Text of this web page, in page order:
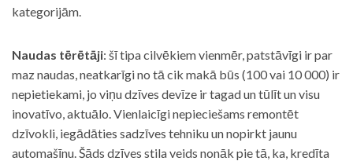
kategorijām.
Naudas tērētāji: šī tipa cilvēkiem vienmēr, patstāvīgi ir par
maz naudas, neatkarīgi no tā cik makā būs (100 vai 10 000) ir
nepietiekami, jo viņu dzīves devīze ir tagad un tūlīt un visu
inovatīvo, aktuālo. Vienlaicīgi nepieciešams remontēt
dzīvokli, iegādāties sadzīves tehniku un nopirkt jaunu
automašīnu. Šāds dzīves stila veids nonāk pie tā, ka, kredīta